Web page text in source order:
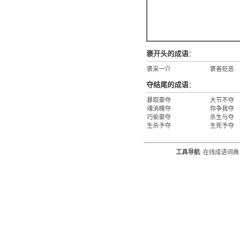
褒开头的成语：
褒采一介 褒善贬恶
夺结尾的成语：
暴取豪夺 大节不夺
魂消魄夺
你争我夺
巧偷豪夺
杀生与夺
生杀予夺
生死予夺
工具导航: 在线成语词典